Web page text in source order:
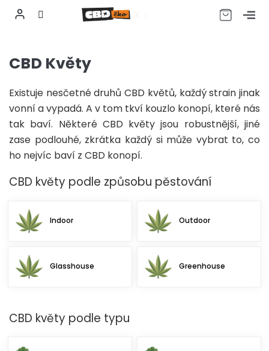
obsah
CZK
CBD Květy
Existuje nesčetné druhů CBD květů, každý strain jinak
vonní a vypadá. A v tom tkví kouzlo konopí, které nás
tak baví. Některé CBD květy jsou robustnější, jiné
zase podlouhé, zkrátka každý si může vybrat to, co
ho nejvíc baví z CBD konopí.
CBD květy podle způsobu pěstování
Indoor Outdoor
Glasshouse Greenhouse
CBD květy podle typu